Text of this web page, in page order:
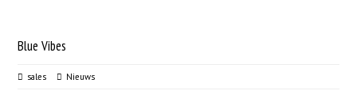
Blue Vibes
sales Nieuws